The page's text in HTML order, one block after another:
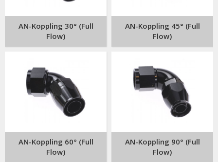
AN-Koppling 30° (Full
Flow)
AN-Koppling 45° (Full
Flow)
AN-Koppling 60° (Full
Flow)
AN-Koppling 90° (Full
Flow)